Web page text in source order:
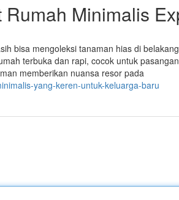
Minimalis
bisa mengoleksi tanaman hias di
terbuka dan rapi, cocok untuk
memberikan nuansa resor pada
yang-keren-untuk-keluarga-baru